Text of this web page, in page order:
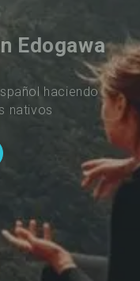
Edogawa
haciendo
nativos